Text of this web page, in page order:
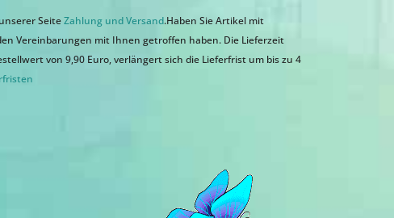
SeiteZahlung und Versand.Haben Sie Artikel mit
Vereinbarungen mit Ihnen getroffen haben. Die Lieferzeit
von 9,90 Euro, verlängert sich die Lieferfrist um bis zu 4